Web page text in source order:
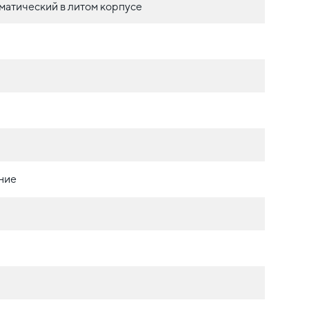
в литом корпусе